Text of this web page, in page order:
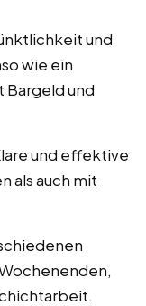
und
wie ein
und
und effektive
als auch mit